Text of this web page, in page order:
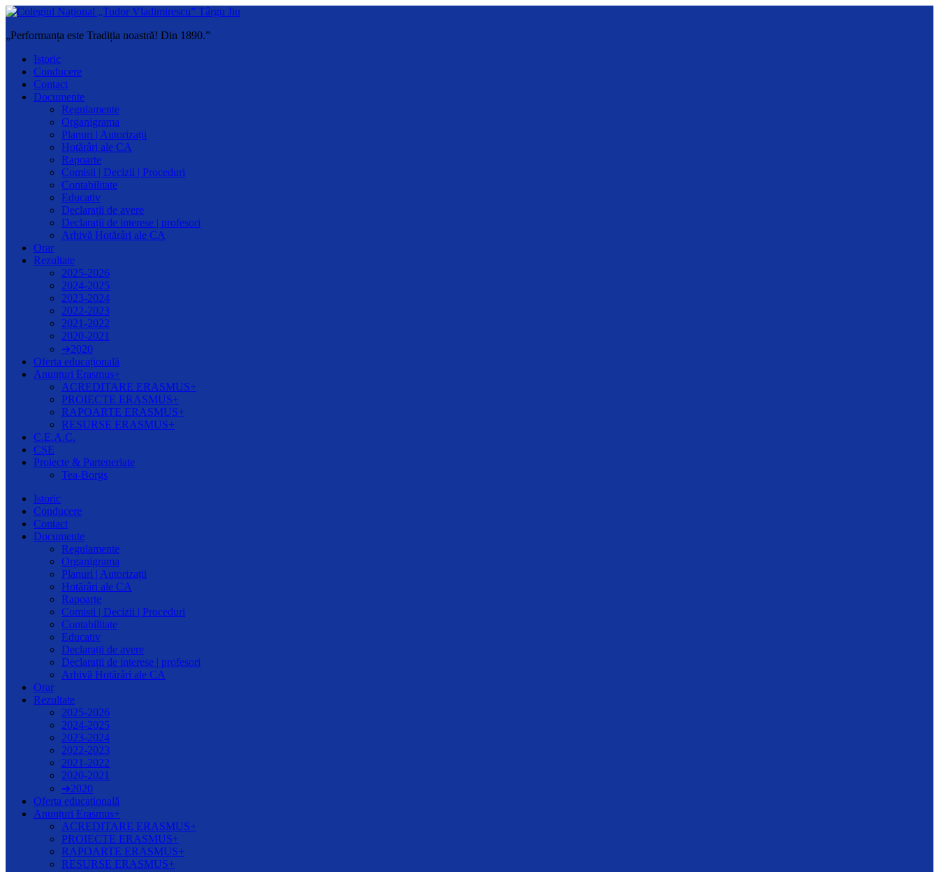
„Performanța este Tradiția noastră! Din 1890.”
Istoric
Conducere
Contact
Documente
Regulamente
Organigrama
Planuri | Autorizații
Hotărâri ale CA
Rapoarte
Comisii | Decizii | Proceduri
Contabilitate
Educativ
Declarații de avere
Declarații de interese | profesori
Arhivă Hotărâri ale CA
Orar
Rezultate
2025-2026
2024-2025
2023-2024
2022-2023
2021-2022
2020-2021
➔2020
Oferta educațională
Anunțuri Erasmus+
ACREDITARE ERASMUS+
PROIECTE ERASMUS+
RAPOARTE ERASMUS+
RESURSE ERASMUS+
C.E.A.C.
CȘE
Proiecte & Parteneriate
Tea-Borgs
Istoric
Conducere
Contact
Documente
Regulamente
Organigrama
Planuri | Autorizații
Hotărâri ale CA
Rapoarte
Comisii | Decizii | Proceduri
Contabilitate
Educativ
Declarații de avere
Declarații de interese | profesori
Arhivă Hotărâri ale CA
Orar
Rezultate
2025-2026
2024-2025
2023-2024
2022-2023
2021-2022
2020-2021
➔2020
Oferta educațională
Anunțuri Erasmus+
ACREDITARE ERASMUS+
PROIECTE ERASMUS+
RAPOARTE ERASMUS+
RESURSE ERASMUS+